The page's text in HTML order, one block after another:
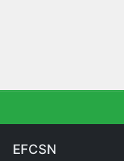
EFCSN